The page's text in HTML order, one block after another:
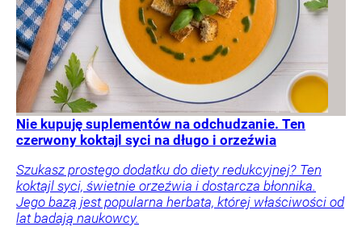
Nie kupuję suplementów na odchudzanie. Ten
czerwony koktajl syci na długo i orzeźwia
Szukasz prostego dodatku do diety redukcyjnej? Ten
koktajl syci, świetnie orzeźwia i dostarcza błonnika.
Jego bazą jest popularna herbata, której właściwości od
lat badają naukowcy.